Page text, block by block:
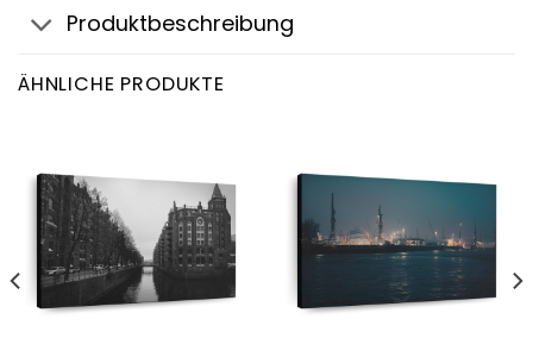
Produktbeschreibung
ÄHNLICHE PRODUKTE